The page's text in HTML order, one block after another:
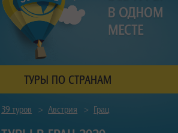
ТУРЫ ПО СТРАНАМ
39 туров > Австрия > Грац